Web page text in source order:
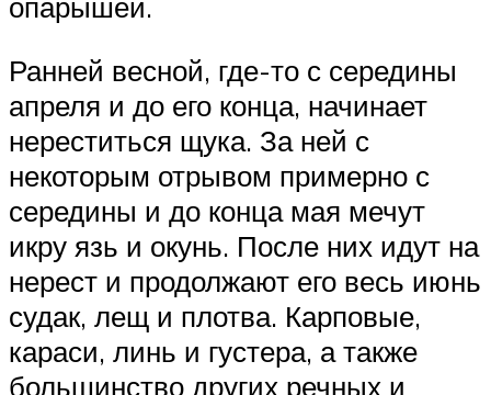
Ранней весной, где-то с середины
апреля и до его конца, начинает
нереститься щука. За ней с
некоторым отрывом примерно с
середины и до конца мая мечут
икру язь и окунь. После них идут на
нерест и продолжают его весь июнь
судак, лещ и плотва. Карповые,
караси, линь и густера, а также
большинство других речных и